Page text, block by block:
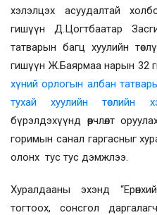
хэлэлцэх асуудалтай
гишүүн Д.Цогтбаатар
татварын багц хуулийн
гишүүн Ж.Баярмаа нарын 32
хүний орлогын албан
тухай хуулийн төслийн
бүрэлдэхүүнд өөрчлөлт
горимын санал гаргасныг
олонх тус тус дэмжлээ.
Хуралдааны эхэнд
тогтоох, сонсгол